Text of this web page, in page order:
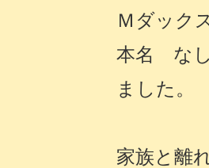
Ｍダック
本名 な
ました。
家族と離